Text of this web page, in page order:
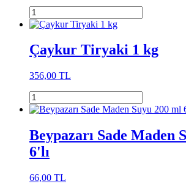
Çaykur Tiryaki 1 kg
356,00 TL
Beypazarı Sade Maden
6'lı
66,00 TL